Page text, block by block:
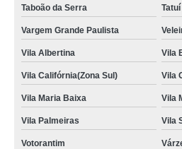
Taboão da Serra Tatuí
Vargem Grande Paulista
Vila Albertina Vila
Vila Califórnia(Zona Sul) Vila
Vila Maria Baixa Vila
Vila Palmeiras Vila
Votorantim